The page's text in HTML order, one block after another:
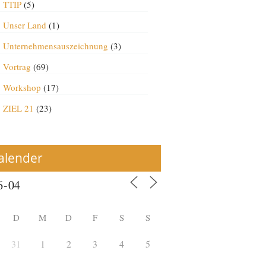
TTIP(5)
Unser Land (1)
Unternehmensauszeichnung (3)
Vortrag (69)
Workshop (17)
ZIEL 21 (23)
D M D F S S
31 1 2 3 4 5